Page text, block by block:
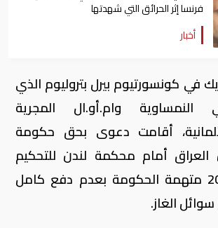
فرنسا إثر الحرائق التي شهدتها
أخبار
في كونسورتيوم بيرل بتروليوم الذي
النمساوية وام.أو.ال المجرية
أقامت دعوى بحق حكومة
العراق أمام محكمة لندن للتحكيم
الدولي في 2013 متهمة الحكومة بعدم دفع كامل
الغاز.